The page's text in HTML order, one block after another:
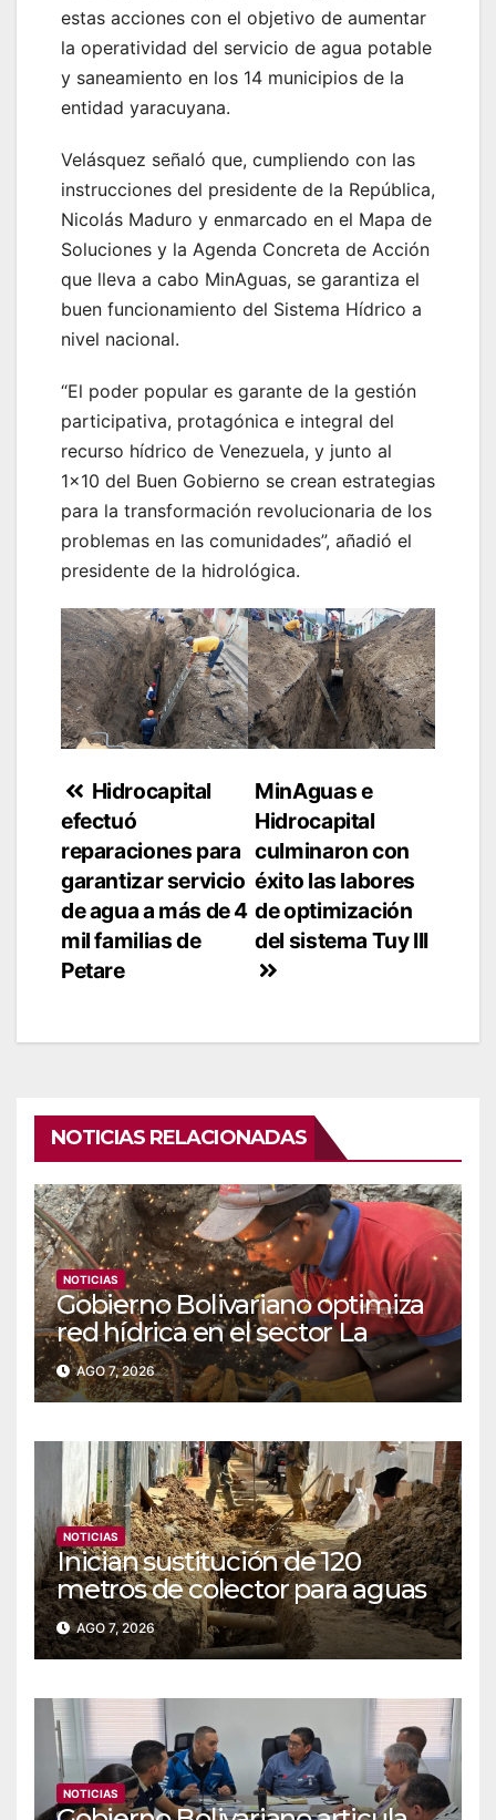
estas acciones con el objetivo de aumentar
la operatividad del servicio de agua potable
y saneamiento en los 14 municipios de la
entidad yaracuyana.
Velásquez señaló que, cumpliendo con las
instrucciones del presidente de la República,
Nicolás Maduro y enmarcado en el Mapa de
Soluciones y la Agenda Concreta de Acción
que lleva a cabo MinAguas, se garantiza el
buen funcionamiento del Sistema Hídrico a
nivel nacional.
“El poder popular es garante de la gestión
participativa, protagónica e integral del
recurso hídrico de Venezuela, y junto al
1×10 del Buen Gobierno se crean estrategias
para la transformación revolucionaria de los
problemas en las comunidades”, añadió el
presidente de la hidrológica.
Navegación
de
entradas
MinAguas e
Hidrocapital
culminaron con
éxito las labores
de optimización
del sistema Tuy III
Hidrocapital
efectuó
reparaciones para
garantizar servicio
de agua a más de 4
mil familias de
Petare
NOTICIAS RELACIONADAS
NOTICIAS
Gobierno Bolivariano optimiza
red hídrica en el sector La
Majada
AGO 7, 2026
NOTICIAS
Inician sustitución de 120
metros de colector para aguas
servidas en Coche
AGO 7, 2026
NOTICIAS